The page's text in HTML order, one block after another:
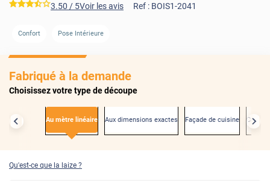
AVANT
*****3.50 / 5Voir les avis Ref : BOIS1-2041
Confort Pose Intérieure
Fabriqué à la demande
Choisissez votre type de découpe
Au mètre linéaire Aux dimensions exactes Façade de cuisine
Qu'est-ce que la laize ?